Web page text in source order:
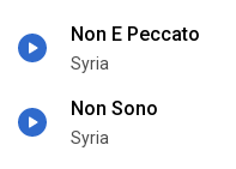
Non E Peccato
Syria
Non Sono
Syria